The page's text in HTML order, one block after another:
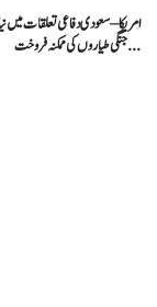
امریکا–سعودی دفاعی تعلقات میں
جنگی طیاروں کی ممکنہ فروخت ...